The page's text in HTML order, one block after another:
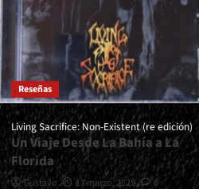
Reseñas
Living Sacrifice: Non-Existent (re edición)
Un Viaje Desde La Bahía a La
Florida
Gustavo 17 marzo, 2025
0